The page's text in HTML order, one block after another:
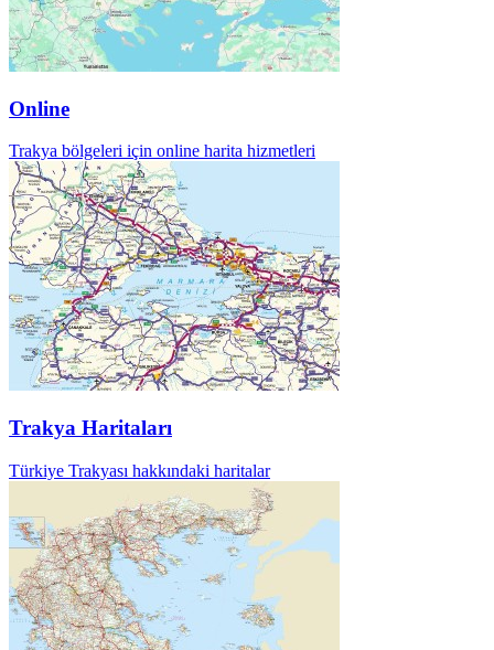
Online
Trakya bölgeleri için online harita hizmetleri
Trakya Haritaları
Türkiye Trakyası hakkındaki haritalar